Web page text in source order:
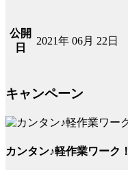
公開
日
2021年 06月 22日
キャンペーン
カンタン♪軽作業ワーク！